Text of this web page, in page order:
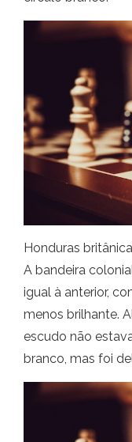
Honduras
A bandeira
igual à anterior,
menos brilhante.
escudo não
branco, mas foi